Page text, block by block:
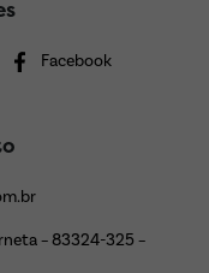
Facebook
– 83324-325 –